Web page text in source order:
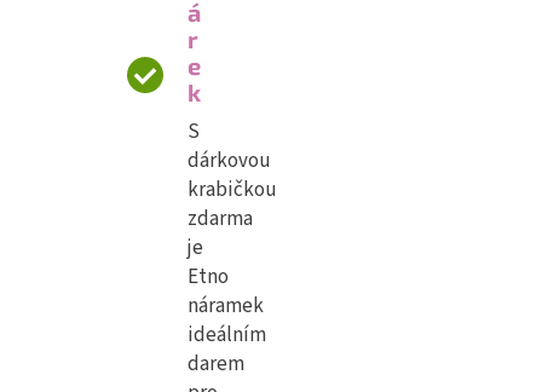
á
r
e
k
S
dárkovou
krabičkou
zdarma
je
Etno
náramek
ideálním
darem